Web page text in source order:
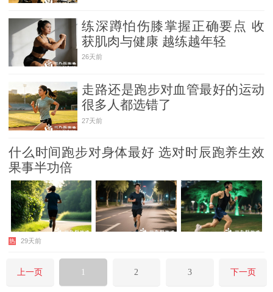
练深蹲怕伤膝掌握正确要点 收
获肌肉与健康 越练越年轻
26天前
走路还是跑步对血管最好的运动
很多人都选错了
27天前
什么时间跑步对身体最好 选对时辰跑养生效
果事半功倍
热 29天前
上一页 1 2 3 下一页